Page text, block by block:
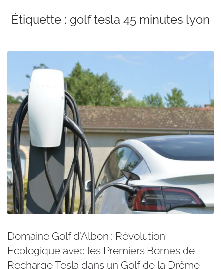
Étiquette : golf tesla 45 minutes lyon
Domaine Golf d’Albon : Révolution
Écologique avec les Premiers Bornes de
Recharge Tesla dans un Golf de la Drôme